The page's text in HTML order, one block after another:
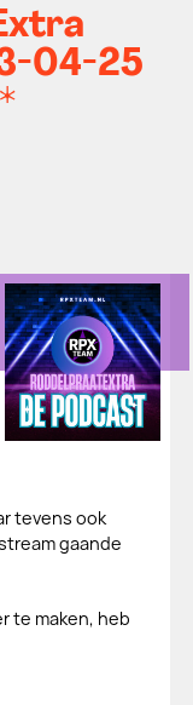
04-25
tevens ook
gaande
te maken, heb